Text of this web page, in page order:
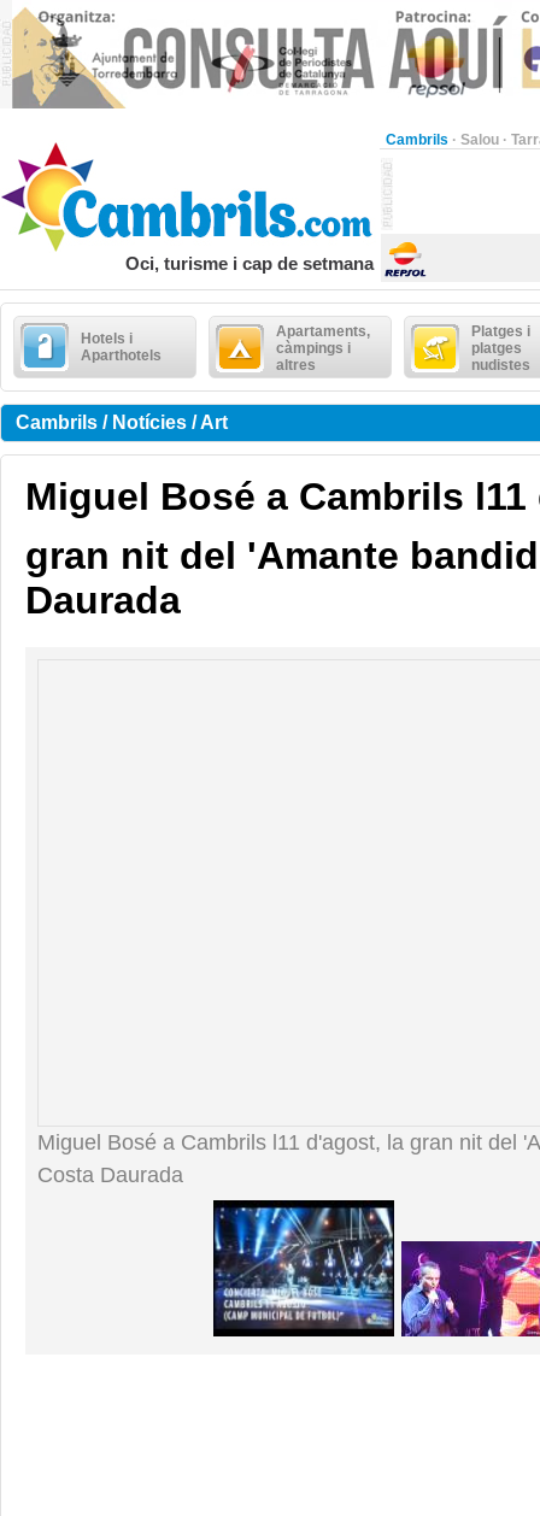
Cambrils · Salou ·
Oci, turisme i cap de setmana
Hotels i
Aparthotels
Apartaments,
càmpings i
altres
Platges i
platges
nudistes
Cambrils / Notícies / Art
Miguel Bosé a Cambrils
gran nit del 'Amante
Daurada
Miguel Bosé a Cambrils l11 d'agost, la gran nit del
Costa Daurada